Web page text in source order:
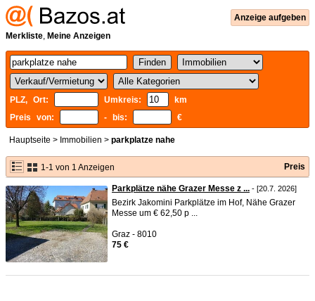
Anzeige aufgeben
Merkliste, Meine Anzeigen
PLZ, Ort: Umkreis:
km
Preis von:
- bis: €
Hauptseite > Immobilien > parkplatze nahe
1-1 von 1 Anzeigen Preis
Parkplätze nähe Grazer Messe z ... - [20.7. 2026]
Bezirk Jakomini Parkplätze im Hof, Nähe Grazer
Messe um € 62,50 p ...
Graz - 8010
75 €